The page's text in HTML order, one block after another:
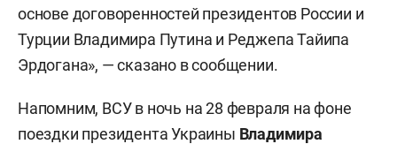
основе договоренностей президентов России и
Турции Владимира Путина и Реджепа Тайипа
Эрдогана», — сказано в сообщении.
Напомним, ВСУ в ночь на 28 февраля на фоне
поездки президента Украины Владимира